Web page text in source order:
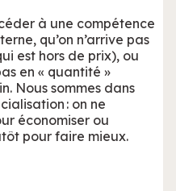
à une compétence
qu’on n’arrive pas
est hors de prix), ou
en « quantité »
Nous sommes dans
: on ne
économiser ou
pour faire mieux.